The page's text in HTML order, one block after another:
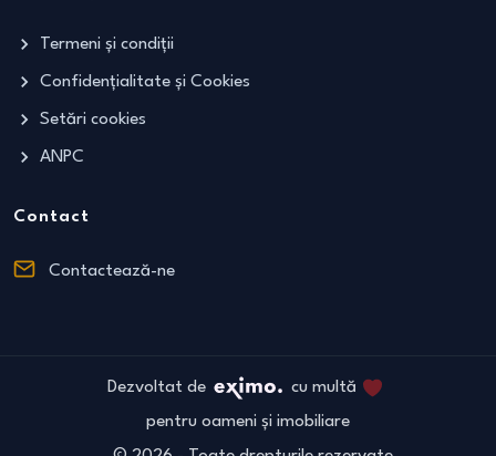
Termeni și condiții
Confidențialitate și Cookies
Setări cookies
ANPC
Contact
Contactează-ne
Dezvoltat de
cu multă
pentru oameni și imobiliare